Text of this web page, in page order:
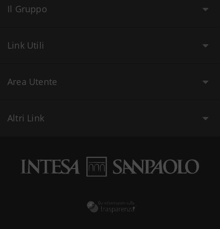
Il Gruppo
Link Utili
Area Utente
Altri Link